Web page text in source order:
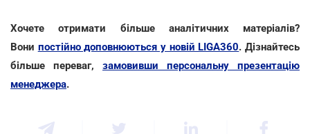
Хочете отримати більше аналітичних матеріалів?
Вони постійно доповнюються у новій LIGA360. Дізнайтесь
більше переваг, замовивши персональну презентацію
менеджера.